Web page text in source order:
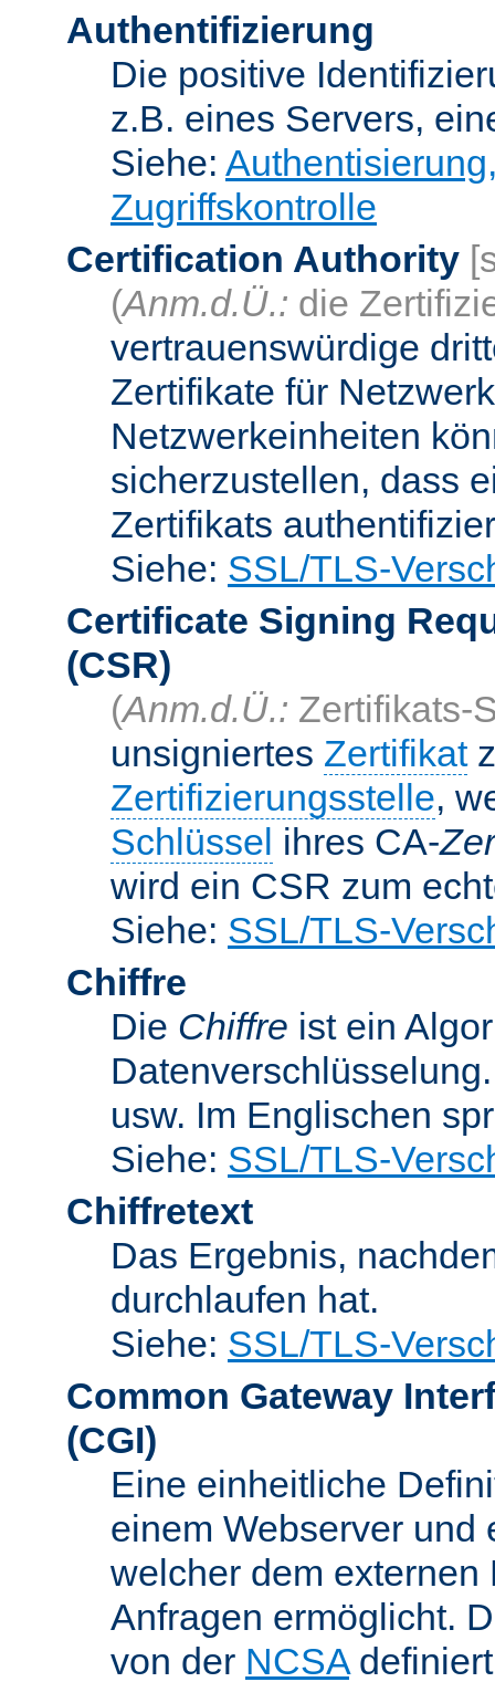
Authentifizierung
Die positive
z.B. eines Servers,
Siehe:
Zugriffskontrolle
Certification Authority
(Anm.d.Ü.: die
vertrauenswürdige
Zertifikate für
Netzwerkeinheiten
sicherzustellen, dass
Zertifikats
Siehe: SSL/TLS-
Certificate Signing
(CSR)
(Anm.d.Ü.: Zertifikats-
unsigniertes Zertifikat
Zertifizierungsstelle,
Schlüssel ihres CA-
wird ein CSR zum
Siehe: SSL/TLS-
Chiffre
Die Chiffre ist ein
usw. Im Englischen
Siehe: SSL/TLS-
Chiffretext
Das Ergebnis,
durchlaufen hat.
Siehe: SSL/TLS-
Common Gateway
(CGI)
Eine einheitliche
einem Webserver und
welcher dem
Anfragen ermöglicht.
von der NCSA